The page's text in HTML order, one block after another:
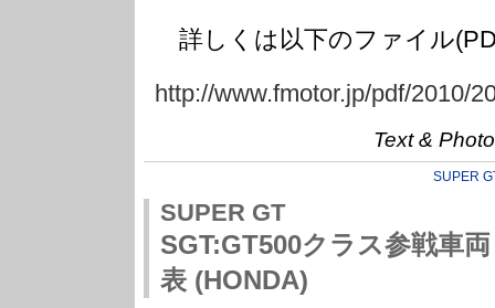
詳しくは以下のファイル
http://www.fmotor.jp/pdf/2010/
Text &
SUPER
SUPER GT
SGT:GT500クラス参戦車
表 (HONDA)